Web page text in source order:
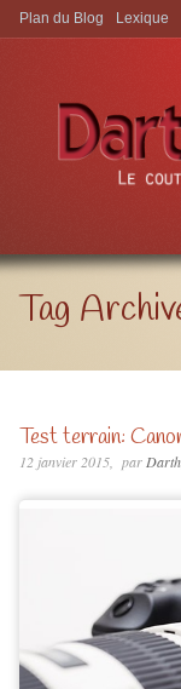
Aller à:
Plan du Blog Lexique
Tag
Test terrain:
12 janvier 2015 parDarth